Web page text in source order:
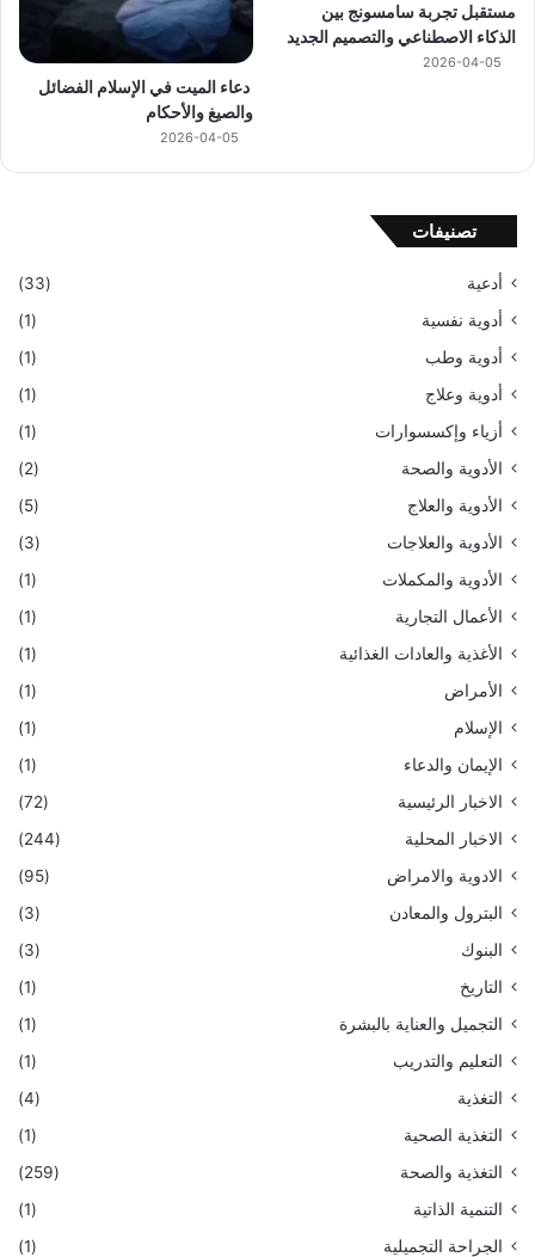
مستقبل تجربة سامسونج بين
الذكاء الاصطناعي والتصميم الجديد
2026-04-05
دعاء الميت في الإسلام الفضائل
والصيغ والأحكام
2026-04-05
تصنيفات
أدعية
(33)
أدوية نفسية
(1)
أدوية وطب
(1)
أدوية وعلاج
(1)
أزياء وإكسسوارات
(1)
الأدوية والصحة
(2)
الأدوية والعلاج
(5)
الأدوية والعلاجات
(3)
الأدوية والمكملات
(1)
الأعمال التجارية
(1)
الأغذية والعادات الغذائية
(1)
الأمراض
(1)
الإسلام
(1)
الإيمان والدعاء
(1)
الاخبار الرئيسية
(72)
الاخبار المحلية
(244)
الادوية والامراض
(95)
البترول والمعادن
(3)
البنوك
(3)
التاريخ
(1)
التجميل والعناية بالبشرة
(1)
التعليم والتدريب
(1)
التغذية
(4)
التغذية الصحية
(1)
التغذية والصحة
(259)
التنمية الذاتية
(1)
الجراحة التجميلية
(1)